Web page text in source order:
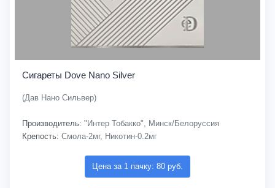
Сигареты Dove Nano Silver
(Дав Нано Сильвер)
Производитель: "Интер Тобакко", Минск/Белоруссия
Крепость: Смола-2мг, Никотин-0.2мг
Цена за 1 пачку: 80 руб.